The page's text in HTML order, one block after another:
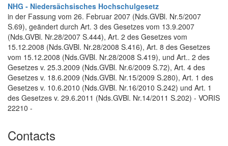
NHG - Niedersächsisches Hochschulgesetz
in der Fassung vom 26. Februar 2007 (Nds.GVBl. Nr.5/2007
S.69), geändert durch Art. 3 des Gesetzes vom 13.9.2007
(Nds.GVBl. Nr.28/2007 S.444), Art. 2 des Gesetzes vom
15.12.2008 (Nds.GVBl. Nr.28/2008 S.416), Art. 8 des Gesetzes
vom 15.12.2008 (Nds.GVBl. Nr.28/2008 S.419), und Art.. 2 des
Gesetzes v. 25.3.2009 (Nds.GVBl. Nr.6/2009 S.72), Art. 4 des
Gesetzes v. 18.6.2009 (Nds.GVBl. Nr.15/2009 S.280), Art. 1 des
Gesetzes v. 10.6.2010 (Nds.GVBl. Nr.16/2010 S.242) und Art. 1
des Gesetzes v. 29.6.2011 (Nds.GVBl. Nr.14/2011 S.202) - VORIS
22210 -
Contacts